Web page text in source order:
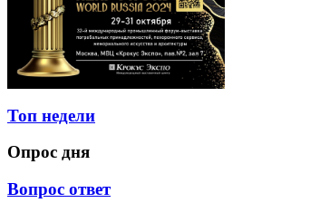
Топ недели
Опрос дня
Вопрос ответ